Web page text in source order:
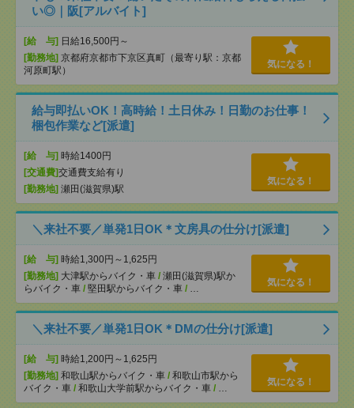
い◎｜阪[アルバイト]
[給 与] 日給16,500円～
[勤務地] 京都府京都市下京区真町（最寄り駅：京都
河原町駅）
気になる！
給与即払いOK！高時給！土日休み！日勤のお仕事！
梱包作業など[派遣]
[給 与] 時給1400円
[交通費]交通費支給有り
[勤務地] 瀬田(滋賀県)駅
気になる！
＼来社不要／単発1日OK＊文房具の仕分け[派遣]
[給 与] 時給1,300円～1,625円
[勤務地] 大津駅からバイク・車 / 瀬田(滋賀県)駅か
らバイク・車 / 堅田駅からバイク・車 / …
気になる！
＼来社不要／単発1日OK＊DMの仕分け[派遣]
[給 与] 時給1,200円～1,625円
[勤務地] 和歌山駅からバイク・車 / 和歌山市駅から
バイク・車 / 和歌山大学前駅からバイク・車 / …
気になる！